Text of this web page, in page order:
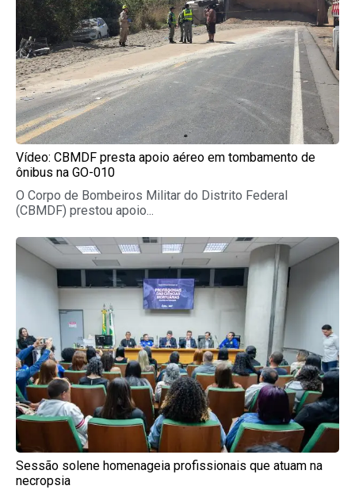
Vídeo: CBMDF presta apoio aéreo em tombamento de
ônibus na GO-010
O Corpo de Bombeiros Militar do Distrito Federal
(CBMDF) prestou apoio...
Sessão solene homenageia profissionais que atuam na
necropsia